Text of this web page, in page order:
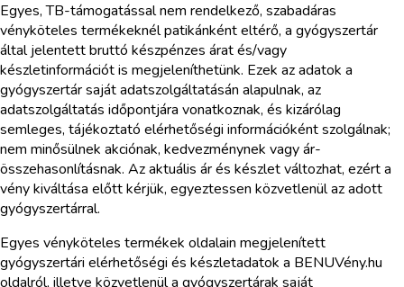
Egyes, TB-támogatással nem rendelkező, szabadáras
vényköteles termékeknél patikánként eltérő, a gyógyszertár
által jelentett bruttó készpénzes árat és/vagy
készletinformációt is megjeleníthetünk. Ezek az adatok a
gyógyszertár saját adatszolgáltatásán alapulnak, az
adatszolgáltatás időpontjára vonatkoznak, és kizárólag
semleges, tájékoztató elérhetőségi információként szolgálnak;
nem minősülnek akciónak, kedvezménynek vagy ár-
összehasonlításnak. Az aktuális ár és készlet változhat, ezért a
vény kiváltása előtt kérjük, egyeztessen közvetlenül az adott
gyógyszertárral.
Egyes vényköteles termékek oldalain megjelenített
gyógyszertári elérhetőségi és készletadatok a BENUVény.hu
oldalról, illetve közvetlenül a gyógyszertárak saját